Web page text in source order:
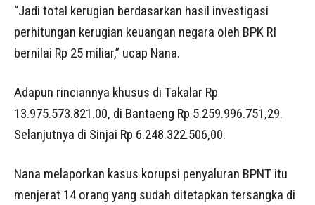
“Jadi total kerugian berdasarkan hasil investigasi
perhitungan kerugian keuangan negara oleh BPK RI
bernilai Rp 25 miliar,” ucap Nana.
Adapun rinciannya khusus di Takalar Rp
13.975.573.821.00, di Bantaeng Rp 5.259.996.751,29.
Selanjutnya di Sinjai Rp 6.248.322.506,00.
Nana melaporkan kasus korupsi penyaluran BPNT itu
menjerat 14 orang yang sudah ditetapkan tersangka di